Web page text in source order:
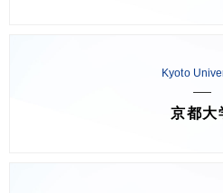
Kyoto
京都大